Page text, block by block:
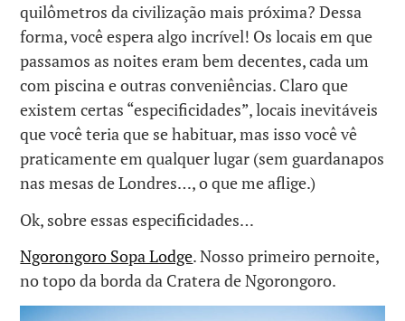
quilômetros da civilização mais próxima? Dessa
forma, você espera algo incrível! Os locais em que
passamos as noites eram bem decentes, cada um
com piscina e outras conveniências. Claro que
existem certas “especificidades”, locais inevitáveis
que você teria que se habituar, mas isso você vê
praticamente em qualquer lugar (sem guardanapos
nas mesas de Londres…, o que me aflige.)
Ok, sobre essas especificidades…
Ngorongoro Sopa Lodge. Nosso primeiro pernoite,
no topo da borda da Cratera de Ngorongoro.